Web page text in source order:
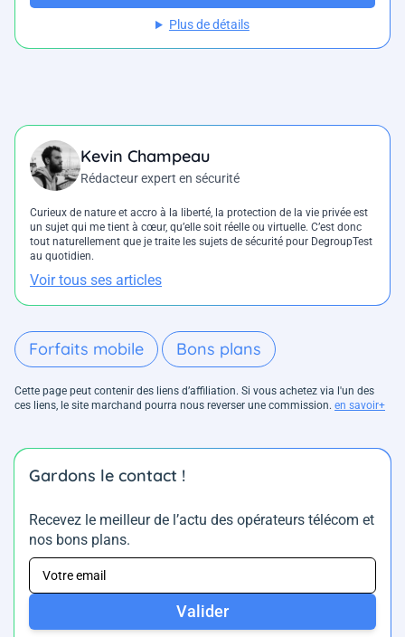
Plus de détails
Kevin Champeau
Rédacteur expert en sécurité
Curieux de nature et accro à la liberté, la protection de la vie privée est
un sujet qui me tient à cœur, qu’elle soit réelle ou virtuelle. C’est donc
tout naturellement que je traite les sujets de sécurité pour DegroupTest
au quotidien.
Voir tous ses articles
Forfaits mobile Bons plans
Cette page peut contenir des liens d’affiliation. Si vous achetez via l'un des
ces liens, le site marchand pourra nous reverser une commission. en savoir+
Gardons le contact !
Recevez le meilleur de l’actu des opérateurs télécom et
nos bons plans.
Valider